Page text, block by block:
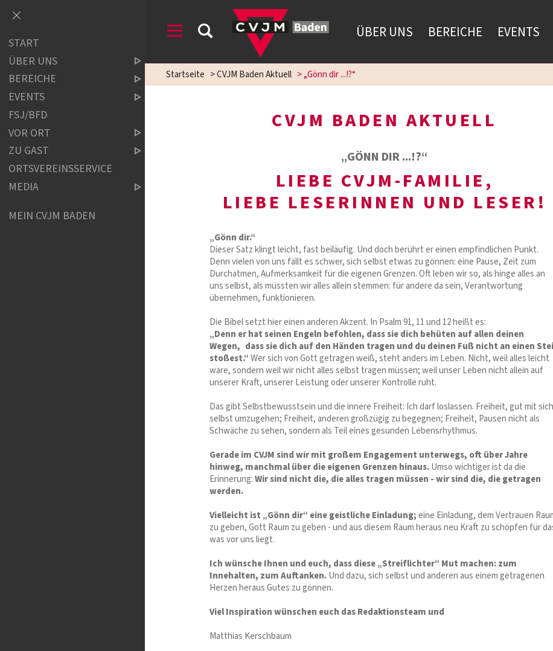
ÜBER UNS BEREICHE EVENTS
Startseite >CVJM Baden Aktuell >„Gönn dir ...!?“
CVJM BADEN AKTUELL
„GÖNN DIR ...!?“
LIEBE CVJM-FAMILIE,
LIEBE LESERINNEN UND LESER!
„Gönn dir.“
Dieser Satz klingt leicht, fast beiläufig. Und doch berührt er einen empfindlichen Punkt.
Denn vielen von uns fällt es schwer, sich selbst etwas zu gönnen: eine Pause, Zeit zum
Durchatmen, Aufmerksamkeit für die eigenen Grenzen. Oft leben wir so, als hinge alles an
uns selbst, als müssten wir alles allein stemmen: für andere da sein, Verantwortung
übernehmen, funktionieren.
Die Bibel setzt hier einen anderen Akzent. In Psalm 91, 11 und 12 heißt es:
„Denn er hat seinen Engeln befohlen, dass sie dich behüten auf allen deinen
Wegen, dass sie dich auf den Händen tragen und du deinen Fuß nicht an einen
stoßest.“Wer sich von Gott getragen weiß, steht anders im Leben. Nicht, weil alles leicht
wäre, sondern weil wir nicht alles selbst tragen müssen; weil unser Leben nicht allein auf
unserer Kraft, unserer Leistung oder unserer Kontrolle ruht.
Das gibt Selbstbewusstsein und die innere Freiheit: Ich darf loslassen. Freiheit, gut mit sich
selbst umzugehen; Freiheit, anderen großzügig zu begegnen; Freiheit, Pausen nicht als
Schwäche zu sehen, sondern als Teil eines gesunden Lebensrhythmus.
Gerade im CVJM sind wir mit großem Engagement unterwegs, oft über Jahre
hinweg, manchmal über die eigenen Grenzen hinaus.Umso wichtiger ist da die
Erinnerung:Wir sind nicht die, die alles tragen müssen - wir sind die, die getragen
werden.
Vielleicht ist „Gönn dir“ eine geistliche Einladung;eine Einladung, dem Vertrauen
zu geben, Gott Raum zu geben - und aus diesem Raum heraus neu Kraft zu schöpfen für
was vor uns liegt.
Ich wünsche Ihnen und euch, dass diese „Streiflichter“ Mut machen: zum
Innehalten, zum Auftanken.Und dazu, sich selbst und anderen aus einem getragenen
Herzen heraus Gutes zu gönnen.
Viel Inspiration wünschen euch das Redaktionsteam und
Matthias Kerschbaum
START
ÜBER UNS
BEREICHE
EVENTS
FSJ/BFD
VOR ORT
ZU GAST
ORTSVEREINSSERVICE
MEDIA
MEIN CVJM BADEN